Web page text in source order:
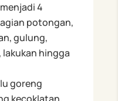
4
potongan,
gulung,
lakukan hingga
goreng